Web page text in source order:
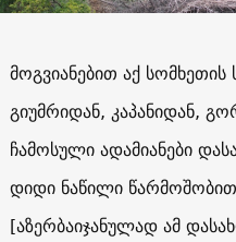
მოგვიანებით აქ
გიუმრიდან, კაპანიდან,
ჩამოსული ადამიანები
დიდი ნაწილი
[აზერბაიჯანულად ამ